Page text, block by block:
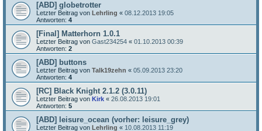
[ABD] globetrotter
Letzter Beitrag von Lehrling « 08.12.2013 19:05
Antworten: 4
[Final] Matterhorn 1.0.1
Letzter Beitrag von Gast234254 « 01.10.2013 00:39
Antworten: 2
[ABD] buttons
Letzter Beitrag von Talk19zehn « 05.09.2013 23:20
Antworten: 4
[RC] Black Knight 2.1.2 (3.0.11)
Letzter Beitrag von Kirk « 26.08.2013 19:01
Antworten: 5
[ABD] leisure_ocean (vorher: leisure_grey)
Letzter Beitrag von Lehrling « 10.08.2013 11:19